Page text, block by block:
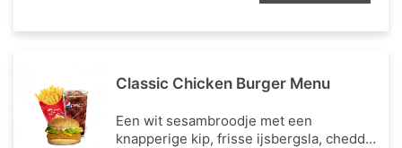
Classic Chicken Burger Menu
Een wit sesambroodje met een
knapperige kip, frisse ijsbergsla, cheddar